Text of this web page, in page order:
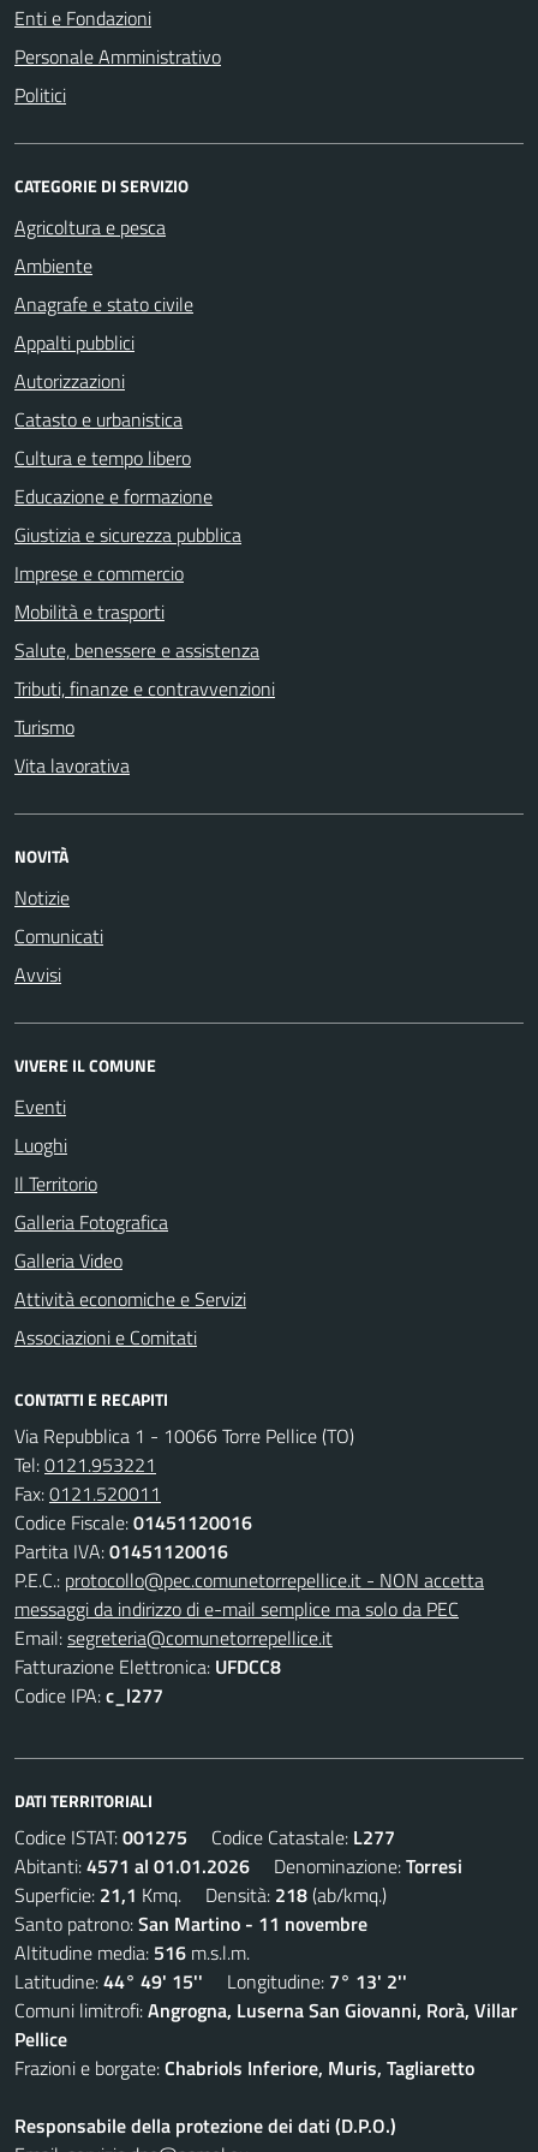
Enti e Fondazioni
Personale Amministrativo
Politici
CATEGORIE DI SERVIZIO
Agricoltura e pesca
Ambiente
Anagrafe e stato civile
Appalti pubblici
Autorizzazioni
Catasto e urbanistica
Cultura e tempo libero
Educazione e formazione
Giustizia e sicurezza pubblica
Imprese e commercio
Mobilità e trasporti
Salute, benessere e assistenza
Tributi, finanze e contravvenzioni
Turismo
Vita lavorativa
NOVITÀ
Notizie
Comunicati
Avvisi
VIVERE IL COMUNE
Eventi
Luoghi
Il Territorio
Galleria Fotografica
Galleria Video
Attività economiche e Servizi
Associazioni e Comitati
CONTATTI E RECAPITI
Via Repubblica 1 - 10066 Torre Pellice (TO)
Tel:0121.953221
Fax:0121.520011
Codice Fiscale:01451120016
Partita IVA:01451120016
P.E.C.: protocollo@pec.comunetorrepellice.it - NON accetta
messaggi da indirizzo di e-mail semplice ma solo da PEC
Email:segreteria@comunetorrepellice.it
Fatturazione Elettronica: UFDCC8
Codice IPA:c_l277
DATI TERRITORIALI
Codice ISTAT:001275 Codice Catastale: L277
Abitanti:4571 al 01.01.2026 Denominazione:Torresi
Superficie: 21,1 Kmq. Densità: 218(ab/kmq.)
Santo patrono:San Martino - 11 novembre
Altitudine media: 516 m.s.l.m.
Latitudine:44° 49' 15'' Longitudine: 7° 13' 2''
Comuni limitrofi:Angrogna, Luserna San Giovanni, Rorà, Villar
Pellice
Frazioni e borgate:Chabriols Inferiore, Muris, Tagliaretto
Responsabile della protezione dei dati (D.P.O.)